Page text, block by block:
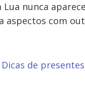
Lua nunca
aspectos com
Dicas de